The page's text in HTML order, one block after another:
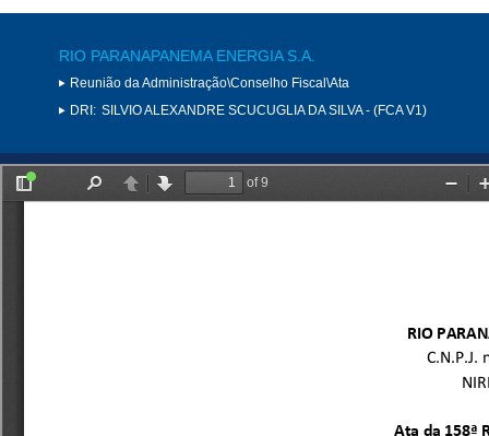
RIO PARANAPANEMA ENERGIA S.A.
Reunião da Administração\Conselho Fiscal\Ata
DRI: SILVIO ALEXANDRE SCUCUGLIA DA SILVA - (FCA V1)